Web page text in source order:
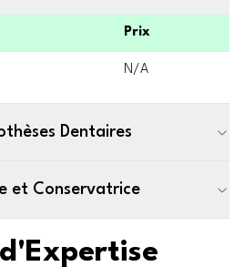
Prix
N/A
Dentaires
et Conservatrice